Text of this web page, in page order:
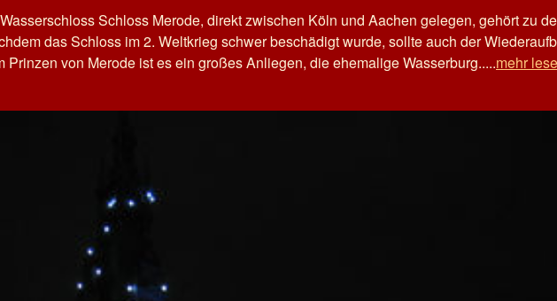
Schloss Merode, direkt zwischen Köln und Aachen gelegen, gehört zu
das Schloss im 2. Weltkrieg schwer beschädigt wurde, sollte auch der
von Merode ist es ein großes Anliegen, die ehemalige Wasserburg.....mehr